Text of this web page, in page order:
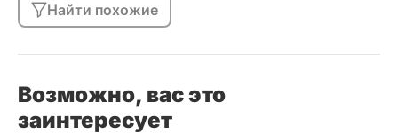
Найти похожие
Возможно, вас это
заинтересует